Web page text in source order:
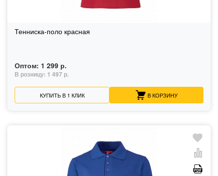
Тенниска-поло красная
Оптом: 1 299 р.
В розницу: 1 497 р.
КУПИТЬ В 1 КЛИК В КОРЗИНУ